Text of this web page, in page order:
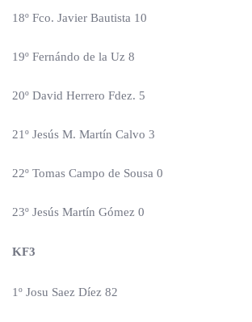
18º Fco. Javier Bautista 10
19º Fernándo de la Uz 8
20º David Herrero Fdez. 5
21º Jesús M. Martín Calvo 3
22º Tomas Campo de Sousa 0
23º Jesús Martín Gómez 0
KF3
1º Josu Saez Díez 82